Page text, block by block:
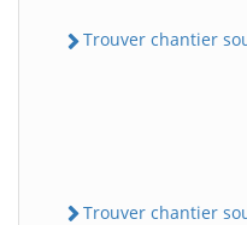
Trouver chantier
Trouver chantier